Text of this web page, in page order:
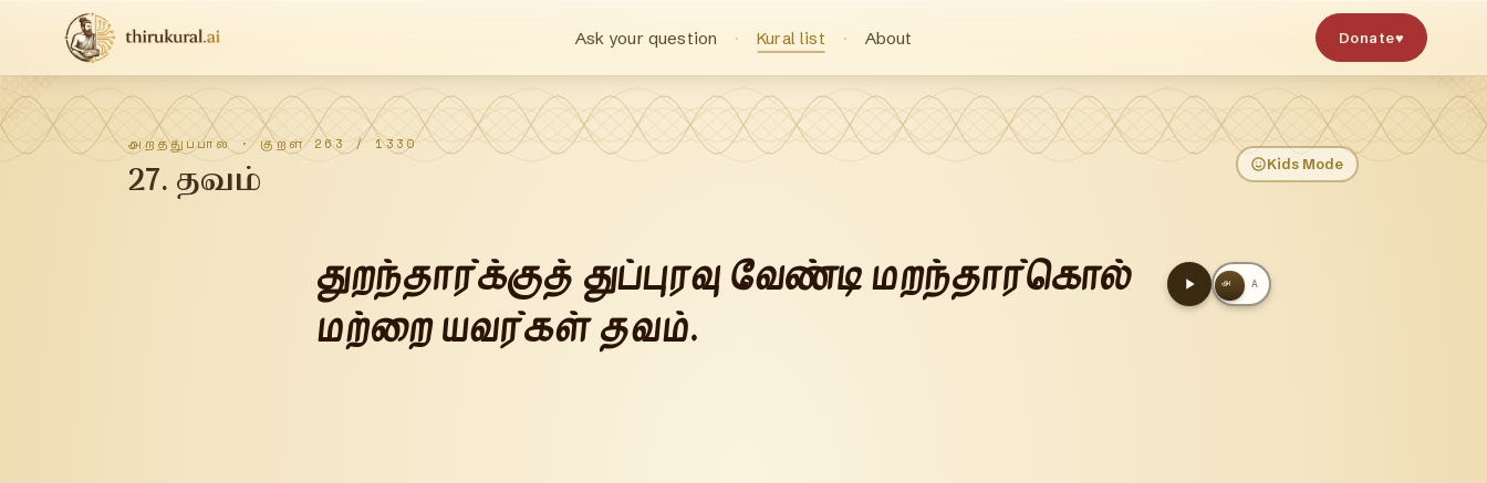
Ask your question Kural list About Donate♥
அறத்துப்பால்· குறள்263 /1330
27.தவம் Kids Mode
அ A
துறந்தார்க்குத் துப்புரவு வேண்டி மறந்தார்கொல்
மற்றை யவர்கள் தவம்.